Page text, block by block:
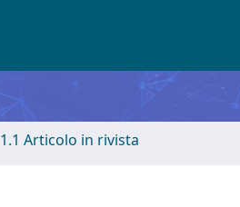
1.1 Articolo in rivista